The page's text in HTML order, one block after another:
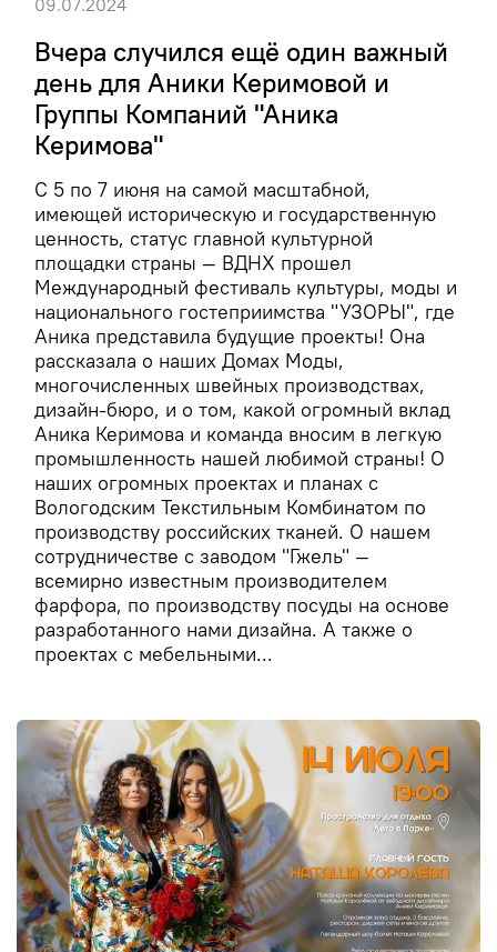
Вчера случился ещё один важный
день для Аники Керимовой и
Группы Компаний "Аника
Керимова"
С 5 по 7 июня на самой масштабной,
имеющей историческую и государственную
ценность, статус главной культурной
площадки страны — ВДНХ прошел
Международный фестиваль культуры, моды и
национального гостеприимства "УЗОРЫ", где
Аника представила будущие проекты! Она
рассказала о наших Домах Моды,
многочисленных швейных производствах,
дизайн-бюро, и о том, какой огромный вклад
Аника Керимова и команда вносим в легкую
промышленность нашей любимой страны! О
наших огромных проектах и планах с
Вологодским Текстильным Комбинатом по
производству российских тканей. О нашем
сотрудничестве с заводом "Гжель" —
всемирно известным производителем
фарфора, по производству посуды на основе
разработанного нами дизайна. А также о
проектах с мебельными...